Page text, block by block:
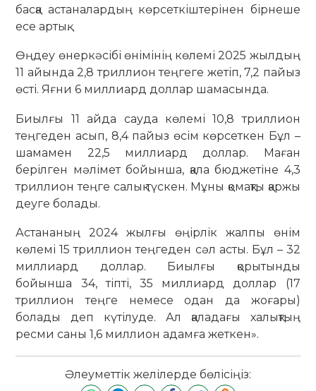
басқа астаналардың көрсеткіштерінен бірнеше
есе артық.
Өңдеу өнеркәсібі өнімінің көлемі 2025 жылдың
11 айында 2,8 триллион теңгеге жетіп, 7,2 пайыз
өсті. Яғни 6 миллиард доллар шамасында.
Биылғы 11 айда сауда көлемі 10,8 триллион
теңгеден асып, 8,4 пайыз өсім көрсеткен Бұл –
шамамен 22,5 миллиард доллар. Маған
берілген мәлімет бойынша, қала бюджетіне 4,3
триллион теңге салық түскен. Мұны қомақты қаржы
деуге болады.
Астананың 2024 жылғы өңірлік жалпы өнім
көлемі 15 триллион теңгеден сәл асты. Бұл – 32
миллиард доллар. Биылғы қорытынды
бойынша 34, тіпті, 35 миллиард доллар (17
триллион теңге немесе одан да жоғары)
болады деп күтілуде. Ал қаладағы халықтың
ресми саны 1,6 миллион адамға жеткен».
Әлеуметтік желілерде бөлісіңіз: